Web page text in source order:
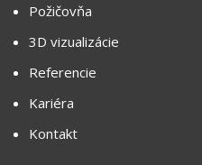
Požičovňa
3D vizualizácie
Referencie
Kariéra
Kontakt